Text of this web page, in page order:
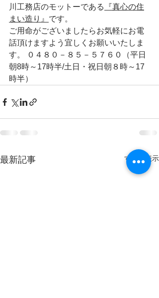
川工務店のモットーである
『真心の住
まい造り』 です。
ご用命がございましたらお気軽にお電
話頂けますよう宜しくお願いいたしま
す。 ０４８０－８５－５７６０（平日
朝8時～17時半/土日・祝日朝８時～17
時半）
最新記事 すべて表示